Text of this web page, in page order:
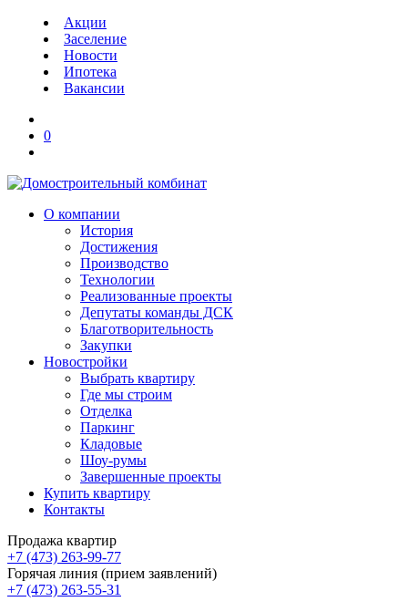
Акции
Заселение
Новости
Ипотека
Вакансии
0
О компании
История
Достижения
Производство
Технологии
Реализованные проекты
Депутаты команды ДСК
Благотворительность
Закупки
Новостройки
Выбрать квартиру
Где мы строим
Отделка
Паркинг
Кладовые
Шоу-румы
Завершенные проекты
Купить квартиру
Контакты
Продажа квартир
+7 (473) 263-99-77
Горячая линия (прием заявлений)
+7 (473) 263-55-31